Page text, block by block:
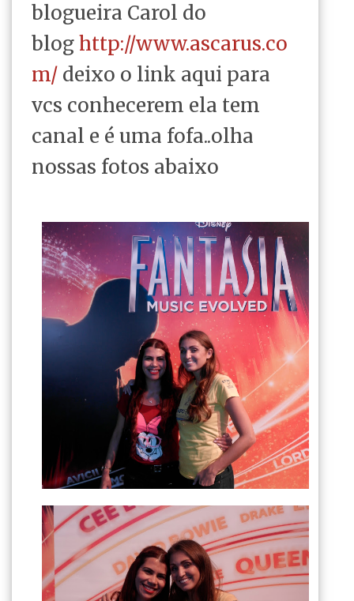
blogueira Carol do
bloghttp://www.ascarus.co
m/ deixo o link aqui para
vcs conhecerem ela tem
canal e é uma fofa..olha
nossas fotos abaixo